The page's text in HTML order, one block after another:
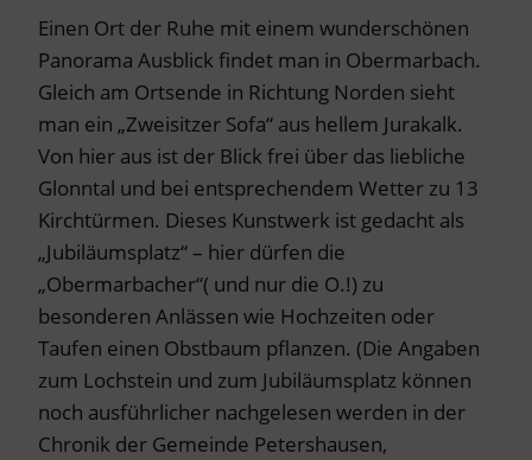
Einen Ort der Ruhe mit einem wunderschönen
Panorama Ausblick findet man in Obermarbach.
Gleich am Ortsende in Richtung Norden sieht
man ein „Zweisitzer Sofa“ aus hellem Jurakalk.
Von hier aus ist der Blick frei über das liebliche
Glonntal und bei entsprechendem Wetter zu 13
Kirchtürmen. Dieses Kunstwerk ist gedacht als
„Jubiläumsplatz“ – hier dürfen die
„Obermarbacher“( und nur die O.!) zu
besonderen Anlässen wie Hochzeiten oder
Taufen einen Obstbaum pflanzen. (Die Angaben
zum Lochstein und zum Jubiläumsplatz können
noch ausführlicher nachgelesen werden in der
Chronik der Gemeinde Petershausen,